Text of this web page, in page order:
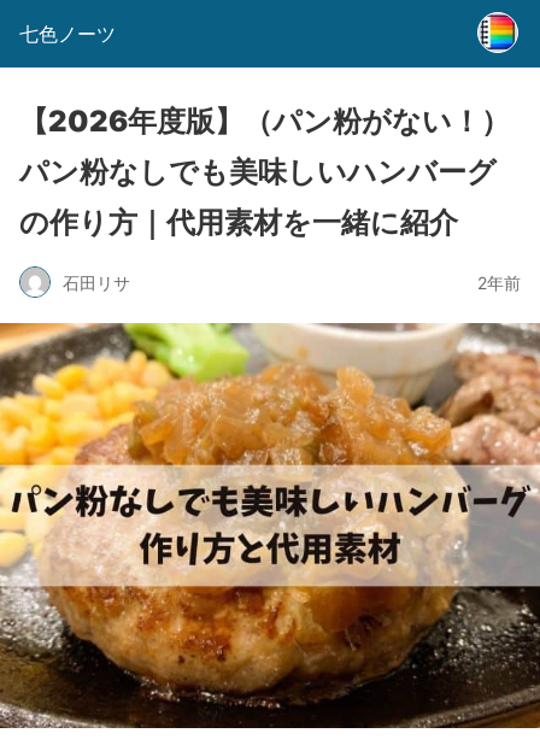
七色ノーツ
【2026年度版】（パン粉がない！）
パン粉なしでも美味しいハンバーグ
の作り方｜代用素材を一緒に紹介
石田リサ 2年前